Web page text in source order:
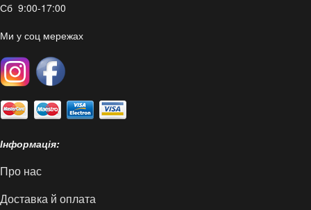
Сб 9:00-17:00
Ми у соц мережах
Інформація:
Про нас
Доставка й оплата